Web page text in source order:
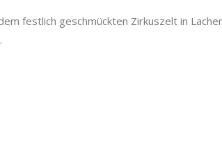
festlich geschmückten Zirkuszelt in